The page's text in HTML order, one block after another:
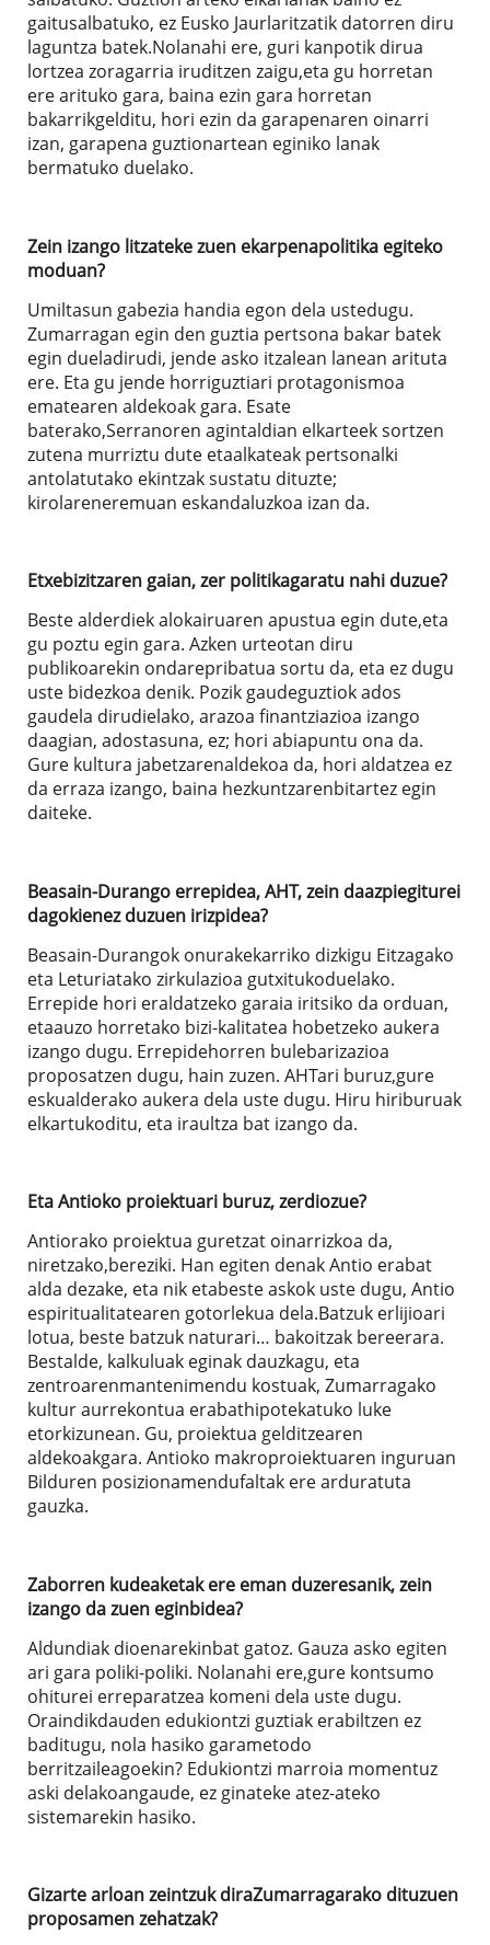
gaitusalbatuko, ez Eusko Jaurlaritzatik datorren diru
laguntza batek.Nolanahi ere, guri kanpotik dirua
lortzea zoragarria iruditzen zaigu,eta gu horretan
ere arituko gara, baina ezin gara horretan
bakarrikgelditu, hori ezin da garapenaren oinarri
izan, garapena guztionartean eginiko lanak
bermatuko duelako.
Zein izango litzateke zuen ekarpenapolitika egiteko
moduan?
Umiltasun gabezia handia egon dela ustedugu.
Zumarragan egin den guztia pertsona bakar batek
egin dueladirudi, jende asko itzalean lanean arituta
ere. Eta gu jende horriguztiari protagonismoa
ematearen aldekoak gara. Esate
baterako,Serranoren agintaldian elkarteek sortzen
zutena murriztu dute etaalkateak pertsonalki
antolatutako ekintzak sustatu dituzte;
kirolareneremuan eskandaluzkoa izan da.
Etxebizitzaren gaian, zer politikagaratu nahi duzue?
Beste alderdiek alokairuaren apustua egin dute,eta
gu poztu egin gara. Azken urteotan diru
publikoarekin ondarepribatua sortu da, eta ez dugu
uste bidezkoa denik. Pozik gaudeguztiok ados
gaudela dirudielako, arazoa finantziazioa izango
daagian, adostasuna, ez; hori abiapuntu ona da.
Gure kultura jabetzarenaldekoa da, hori aldatzea ez
da erraza izango, baina hezkuntzarenbitartez egin
daiteke.
Beasain-Durango errepidea, AHT, zein daazpiegiturei
dagokienez duzuen irizpidea?
Beasain-Durangok onurakekarriko dizkigu Eitzagako
eta Leturiatako zirkulazioa gutxitukoduelako.
Errepide hori eraldatzeko garaia iritsiko da orduan,
etaauzo horretako bizi-kalitatea hobetzeko aukera
izango dugu. Errepidehorren bulebarizazioa
proposatzen dugu, hain zuzen. AHTari buruz,gure
eskualderako aukera dela uste dugu. Hiru hiriburuak
elkartukoditu, eta iraultza bat izango da.
Eta Antioko proiektuari buruz, zerdiozue?
Antiorako proiektua guretzat oinarrizkoa da,
niretzako,bereziki. Han egiten denak Antio erabat
alda dezake, eta nik etabeste askok uste dugu, Antio
espiritualitatearen gotorlekua dela.Batzuk erlijioari
lotua, beste batzuk naturari… bakoitzak bereerara.
Bestalde, kalkuluak eginak dauzkagu, eta
zentroarenmantenimendu kostuak, Zumarragako
kultur aurrekontua erabathipotekatuko luke
etorkizunean. Gu, proiektua gelditzearen
aldekoakgara. Antioko makroproiektuaren inguruan
Bilduren posizionamendufaltak ere arduratuta
gauzka.
Zaborren kudeaketak ere eman duzeresanik, zein
izango da zuen eginbidea?
Aldundiak dioenarekinbat gatoz. Gauza asko egiten
ari gara poliki-poliki. Nolanahi ere,gure kontsumo
ohiturei erreparatzea komeni dela uste dugu.
Oraindikdauden edukiontzi guztiak erabiltzen ez
baditugu, nola hasiko garametodo
berritzaileagoekin? Edukiontzi marroia momentuz
aski delakoangaude, ez ginateke atez-ateko
sistemarekin hasiko.
Gizarte arloan zeintzuk diraZumarragarako dituzuen
proposamen zehatzak?